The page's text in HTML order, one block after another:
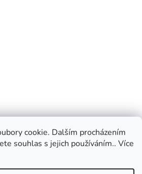
cookie. Dalším procházením
souhlas s jejich používáním.. Více